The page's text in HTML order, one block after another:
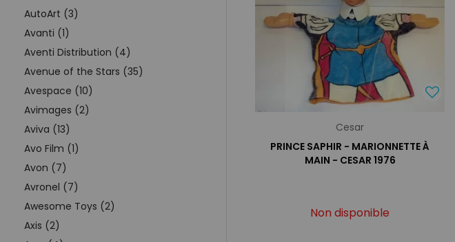
AutoArt (3)
Avanti (1)
Aventi Distribution (4)
Avenue of the Stars (35)
Avespace (10)
Avimages (2)
Aviva (13)
Avo Film (1)
Avon (7)
Avronel (7)
Awesome Toys (2)
Axis (2)
Cesar
PRINCE SAPHIR - MARIONNETTE À
MAIN - CESAR 1976
Non disponible